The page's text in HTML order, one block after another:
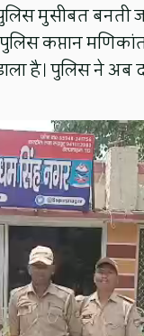
मुसीबत बनती
कप्तान
है। पुलिस ने अब